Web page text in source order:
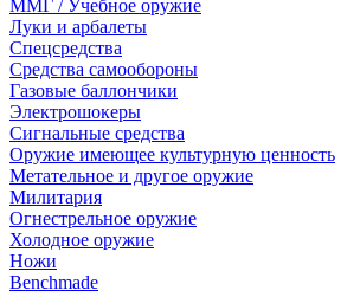
ММГ / Учебное оружие
Луки и арбалеты
Спецсредства
Средства самообороны
Газовые баллончики
Электрошокеры
Сигнальные средства
Оружие имеющее культурную ценность
Метательное и другое оружие
Милитария
Огнестрельное оружие
Холодное оружие
Ножи
Benchmade